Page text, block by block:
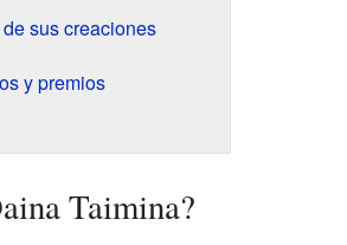
sus creaciones
y premios
Taimina?